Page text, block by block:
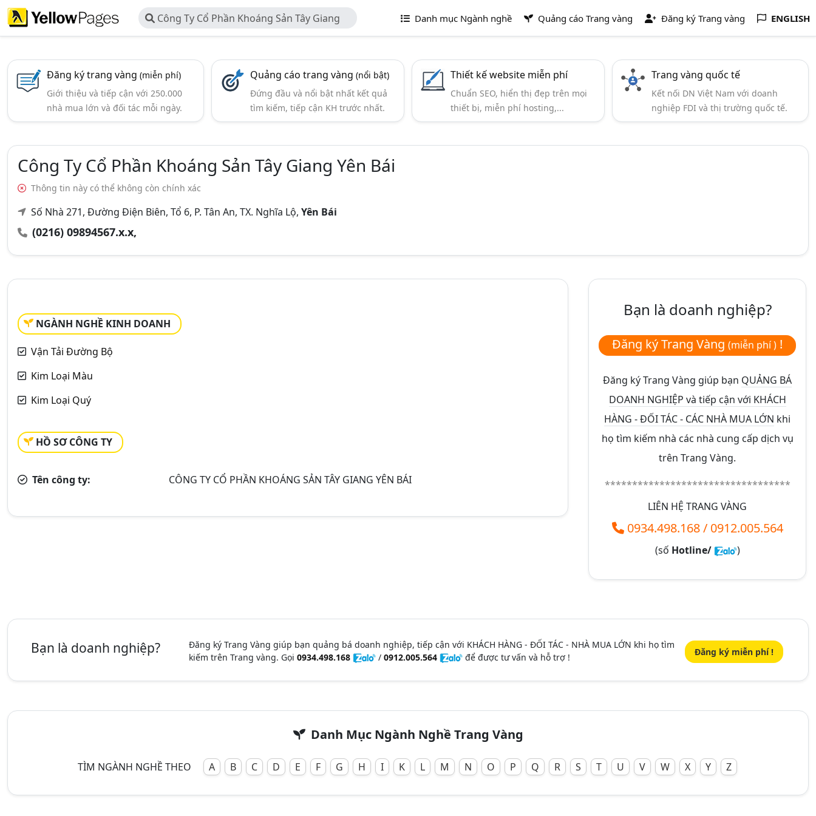
Công Ty Cổ Phần Khoáng Sản Tây Giang
Yên Bái
Danh mục Ngành nghề Quảng cáo Trang vàng Đăng ký Trang vàng ENGLISH
Đăng ký trang vàng (miễn phí)
Giới thiệu và tiếp cận với 250.000
nhà mua lớn và đối tác mỗi ngày.
Quảng cáo trang vàng(nổi bật)
Đứng đầu và nổi bật nhất kết quả
tìm kiếm, tiếp cận KH trước nhất.
Thiết kế website miễn phí
Chuẩn SEO, hiển thị đẹp trên mọi
thiết bị, miễn phí hosting,...
Trang vàng quốc tế
Kết nối DN Việt Nam với doanh
nghiệp FDI và thị trường quốc tế.
Công Ty Cổ Phần Khoáng Sản Tây Giang Yên Bái
Thông tin này có thể không còn chính xác
Số Nhà 271, Đường Điện Biên, Tổ 6, P. Tân An, TX. Nghĩa Lộ, Yên Bái
(0216) 09894567.x.x,
NGÀNH NGHỀ KINH DOANH
Vận Tải Đường Bộ
Kim Loại Màu
Kim Loại Quý
HỒ SƠ CÔNG TY
Tên công ty: CÔNG TY CỔ PHẦN KHOÁNG SẢN TÂY GIANG YÊN BÁI
Bạn là doanh nghiệp?
Đăng ký Trang Vàng (miễn phí ) !
Đăng ký Trang Vàng giúp bạn QUẢNG BÁ
DOANH NGHIỆP và tiếp cận với KHÁCH
HÀNG - ĐỐI TÁC - CÁC NHÀ MUA LỚN khi
họ tìm kiếm nhà các nhà cung cấp dịch vụ
trên Trang Vàng.
**********************************
LIÊN HỆ TRANG VÀNG
0934.498.168/ 0912.005.564
(số Hotline/ )
Bạn là doanh nghiệp?
Đăng ký Trang Vàng giúp bạn quảng bá doanh nghiệp, tiếp cận với KHÁCH HÀNG - ĐỐI TÁC - NHÀ MUA LỚN khi họ tìm
kiếm trên Trang vàng. Gọi 0934.498.168 / 0912.005.564 để được tư vấn và hỗ trợ ! Đăng ký miễn phí !
Danh Mục Ngành Nghề Trang Vàng
TÌM NGÀNH NGHỀ THEO A B C D E F G H I K L M N O P Q R S T U V W X Y Z